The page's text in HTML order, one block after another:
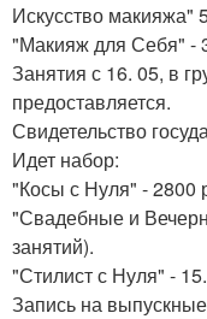
Искусство макияжа"
"Макияж для Себя" -
Занятия с 16. 05, в
предоставляется.
Свидетельство
Идет набор:
"Косы с Нуля" - 2800
"Свадебные и
занятий).
"Стилист с Нуля" -
Запись на